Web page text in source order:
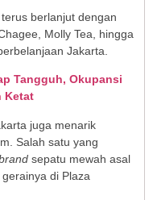
berlanjut dengan
Molly Tea, hingga
Jakarta.
Tangguh, Okupansi
Ketat
juga menarik
Salah satu yang
sepatu mewah asal
di Plaza